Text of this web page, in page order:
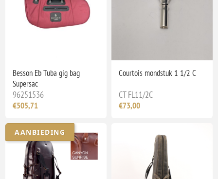
Besson Eb Tuba gig bag
Supersac
96251536
€505,71
Courtois mondstuk 1 1/2 C
CT FL11/2C
€73,00
AANBIEDING